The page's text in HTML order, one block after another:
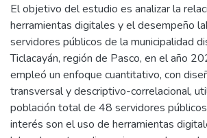
El objetivo del estudio es analizar la
herramientas digitales y el desempeño
servidores públicos de la municipalidad
Ticlacayán, región de Pasco, en el año
empleó un enfoque cuantitativo, con
transversal y descriptivo-correlacional,
población total de 48 servidores
interés son el uso de herramientas